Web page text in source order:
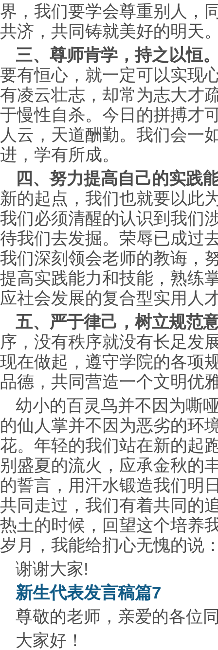
界，我们要学会尊重别人，
共济，共同铸就美好的明天
三、尊师肯学，持之以恒
要有恒心，就一定可以实现
有凌云壮志，却常为志大才
于慢性自杀。今日的拼搏才
人云，天道酬勤。我们会一
进，学有所成。
四、努力提高自己的实践
新的起点，我们也就要以此
我们必须清醒的认识到我们
待我们去发掘。荣辱已成过
我们深刻领会老师的教诲，
提高实践能力和技能，熟练
应社会发展的复合型实用人
五、严于律己，树立规范
序，没有秩序就没有长足发
现在做起，遵守学院的各项
品德，共同营造一个文明优
幼小的百灵鸟并不因为嘶
的仙人掌并不因为恶劣的环
花。年轻的我们站在新的起
别盛夏的流火，应承金秋的
的誓言，用汗水锻造我们明
共同走过，我们有着共同的
热土的时候，回望这个培养
岁月，我能给扪心无愧的说
谢谢大家!
新生代表发言稿篇7
尊敬的老师，亲爱的各位
大家好！